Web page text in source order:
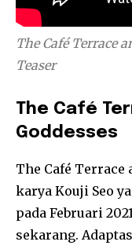
The Café Terrace
Teaser
The Café
Goddesses
The Café Terrace
karya Kouji Seo
pada Februari
sekarang.